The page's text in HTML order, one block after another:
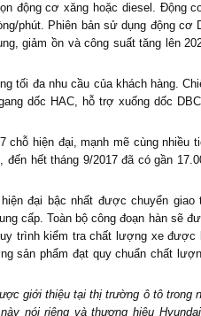
động cơ xăng hoặc diesel. Động
phút. Phiên bản sử dụng động cơ
giảm ồn và công suất tăng lên
tối đa nhu cầu của khách hàng.
dốc HAC, hỗ trợ xuống dốc
hiện đại, mạnh mẽ cùng nhiều
hết tháng 9/2017 đã có gần
hiện đại bậc nhất được chuyển
cấp. Toàn bộ công đoạn hàn sẽ
trình kiểm tra chất lượng xe được
sản phẩm đạt quy chuẩn chất
giới thiệu tại thị trường ô tô trong
nói riêng và thương hiệu